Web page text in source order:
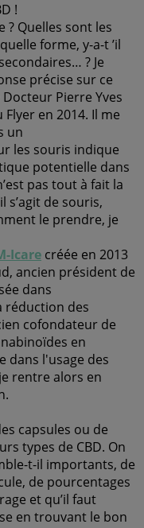
!
? Quelles sont les
forme, y-a-t ’il
? Je
précise sur ce
Pierre Yves
en 2014. Il me
un
les souris indique
potentielle dans
pas tout à fait la
s’agit de souris,
le prendre, je
Icare créée en 2013
ancien président de
dans
réduction des
cofondateur de
en
dans l'usage des
rentre alors en
capsules ou de
types de CBD. On
t-il importants, de
de pourcentages
et qu’il faut
en trouvant le bon